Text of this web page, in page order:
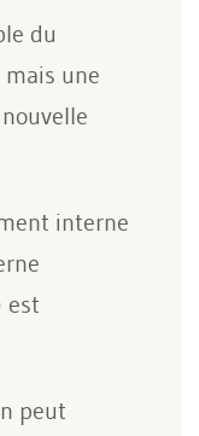
du
une
interne
est
peut